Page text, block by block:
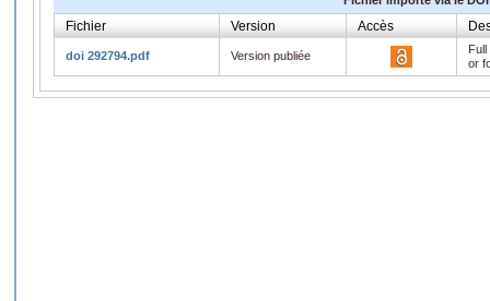
Fichier Version Accès
doi 292794.pdf Version publiée
or